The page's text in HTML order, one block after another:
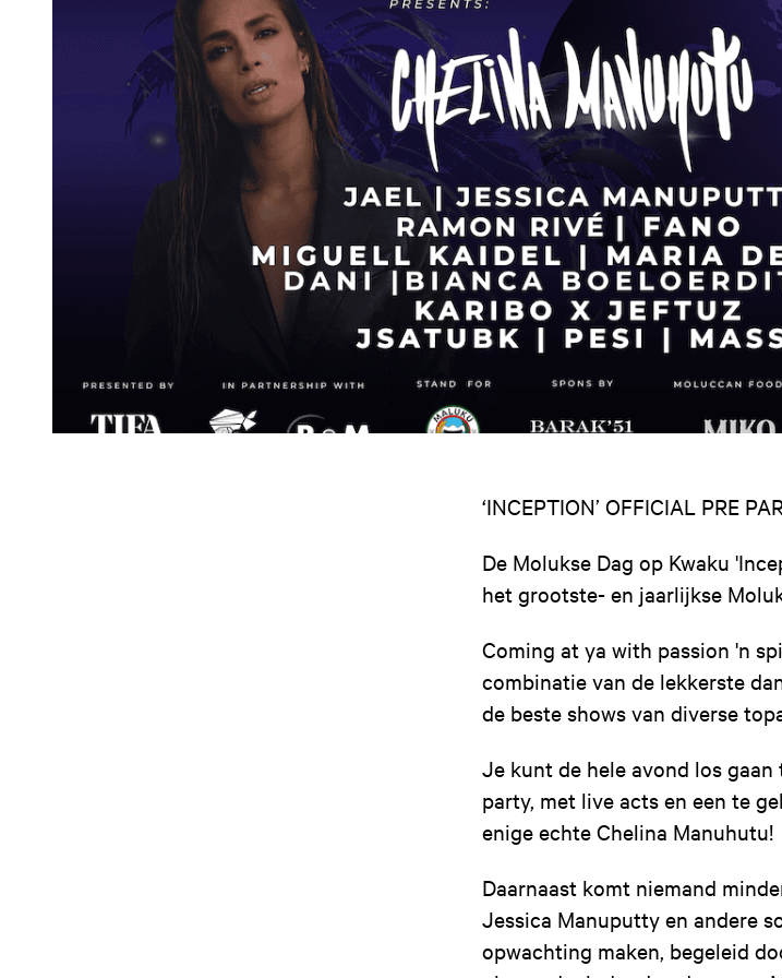
‘INCEPTION’ OFFICIAL PRE
De Molukse Dag op Kwaku
het grootste- en jaarlijkse
Coming at ya with passion 'n
combinatie van de lekkerste
de beste shows van diverse
Je kunt de hele avond los
party, met live acts en een te
enige echte Chelina Manuhutu!
Daarnaast komt niemand
Jessica Manuputty en andere
opwachting maken, begeleid